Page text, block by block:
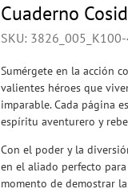
Cuaderno
SKU:
Sumérgete en la acción
valientes héroes que
imparable. Cada página
espíritu aventurero y
Con el poder y la
en el aliado perfecto
momento de demostrar